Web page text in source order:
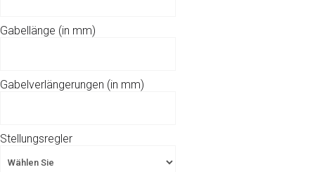
Gabellänge (in mm)
Gabelverlängerungen (in mm)
Stellungsregler